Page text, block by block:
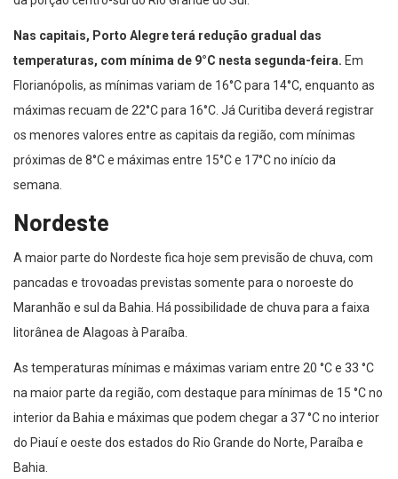
Nas capitais, Porto Alegre terá redução gradual das
temperaturas, com mínima de 9°C nesta segunda-feira. Em
Florianópolis, as mínimas variam de 16°C para 14°C, enquanto as
máximas recuam de 22°C para 16°C. Já Curitiba deverá registrar
os menores valores entre as capitais da região, com mínimas
próximas de 8°C e máximas entre 15°C e 17°C no início da
semana.
Nordeste
A maior parte do Nordeste fica hoje sem previsão de chuva, com
pancadas e trovoadas previstas somente para o noroeste do
Maranhão e sul da Bahia. Há possibilidade de chuva para a faixa
litorânea de Alagoas à Paraíba.
As temperaturas mínimas e máximas variam entre 20 °C e 33 °C
na maior parte da região, com destaque para mínimas de 15 °C no
interior da Bahia e máximas que podem chegar a 37 °C no interior
do Piauí e oeste dos estados do Rio Grande do Norte, Paraíba e
Bahia.